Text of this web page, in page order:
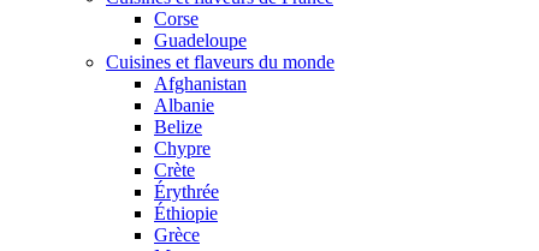
Corse
Guadeloupe
Cuisines et flaveurs du monde
Afghanistan
Albanie
Belize
Chypre
Crète
Érythrée
Éthiopie
Grèce